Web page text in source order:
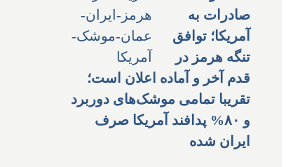
صادرات به
آمریکا؛ توافق
تنگه هرمز در
قدم آخر و آماده اعلان است؛
تقریبا تمامی موشک‌های دوربرد
و ۸۰% پدافند آمریکا صرف
ایران شده